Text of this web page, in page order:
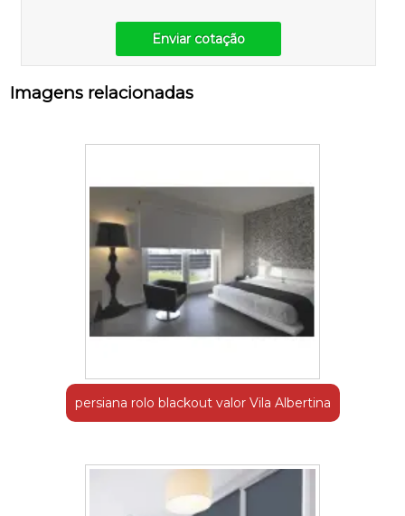
Enviar cotação
Imagens relacionadas
persiana rolo blackout valor Vila Albertina